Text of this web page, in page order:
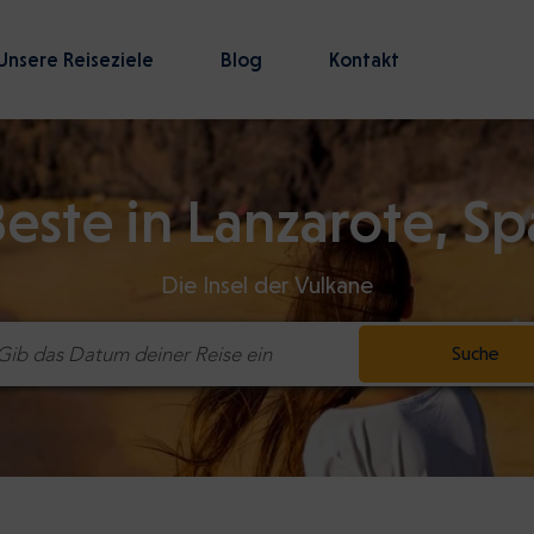
Reiseziele Blog Kontakt
in Lanzarote,
Die Insel der Vulkane
das Datum deiner Reise ein Suche